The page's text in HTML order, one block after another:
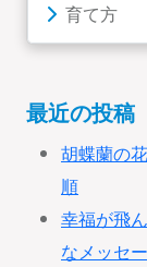
育て方
最近の投稿
胡蝶蘭の
順
幸福が飛
なメッセ